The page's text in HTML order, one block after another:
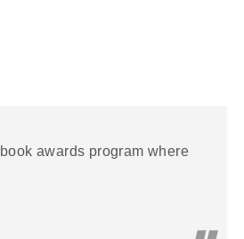
awards program where